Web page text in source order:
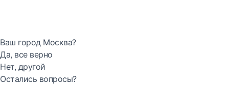
Ваш город Москва?
Да, все верно
Нет, другой
Остались вопросы?